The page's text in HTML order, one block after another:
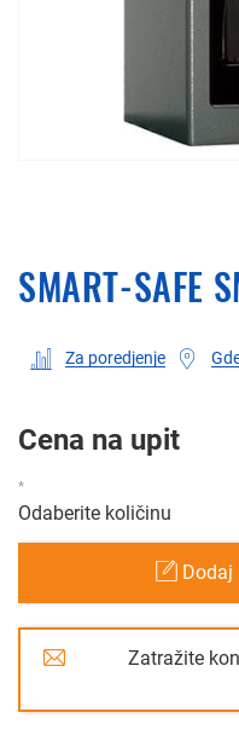
SMART-SAFE
Za poredjenje
Cena na upit
Odaberite količinu
Dodaj
Zatražite